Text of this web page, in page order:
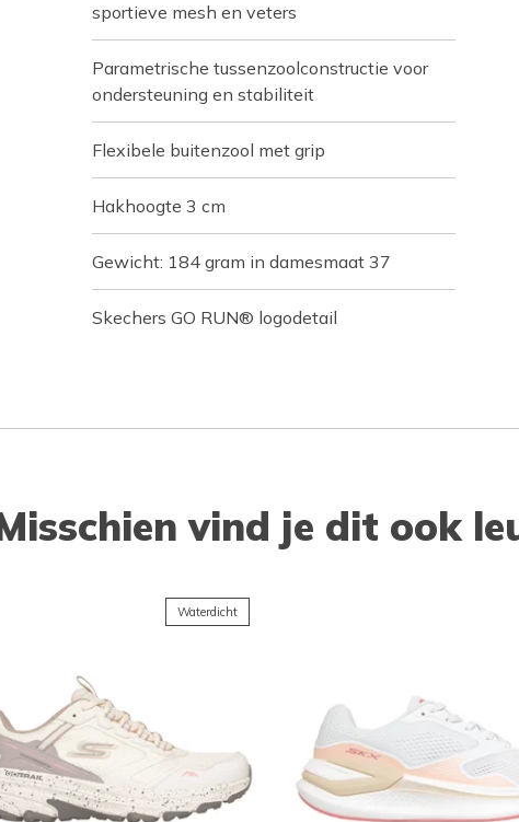
sportieve mesh en veters
Parametrische tussenzoolconstructie voor
ondersteuning en stabiliteit
Flexibele buitenzool met grip
Hakhoogte 3 cm
Gewicht: 184 gram in damesmaat 37
Skechers GO RUN® logodetail
vind je dit ook
Waterdicht